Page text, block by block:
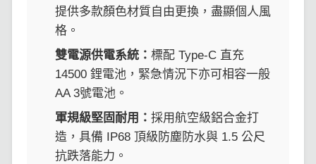
提供多款顏色材質自由更換，盡顯個人風
格。
雙電源供電系統：標配 Type-C 直充
14500 鋰電池，緊急情況下亦可相容一般
AA 3號電池。
軍規級堅固耐用：採用航空級鋁合金打
造，具備 IP68 頂級防塵防水與 1.5 公尺
抗跌落能力。